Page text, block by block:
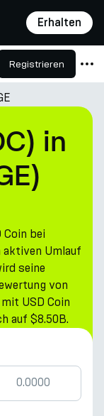
Erhalten
Registrieren
in
bei
aktiven Umlauf
seine
von
USD Coin
auf $8.50B.